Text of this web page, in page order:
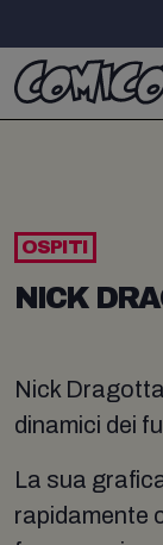
OSPITI
NICK
Nick
dinamici dei
La sua
rapidamente